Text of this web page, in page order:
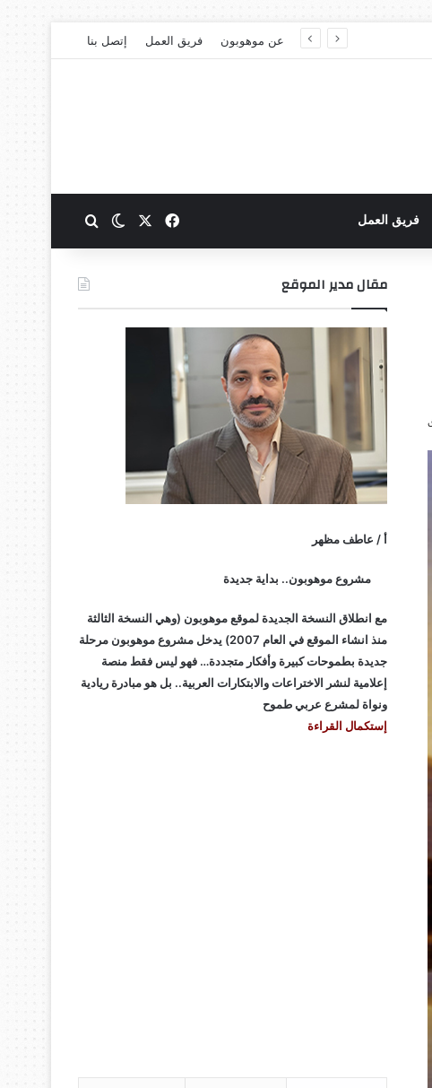
عن موهوبون فريق العمل إتصل بنا
فريق العمل فيسبوك الوضع المظلم
مقال مدير الموقع
أ / عاطف مظهر
مشروع موهوبون.. بداية جديدة
مع انطلاق النسخة الجديدة لموقع موهوبون (وهي النسخة الثالثة
منذ انشاء الموقع في العام 2007) يدخل مشروع موهوبون مرحلة
جديدة بطموحات كبيرة وأفكار متجددة… فهو ليس فقط منصة
إعلامية لنشر الاختراعات والابتكارات العربية.. بل هو مبادرة ريادية
ونواة لمشرع عربي طموح
إستكمال القراءة